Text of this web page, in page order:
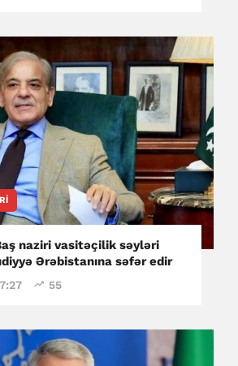
naziri vasitəçilik səyləri
Ərəbistanına səfər edir
55